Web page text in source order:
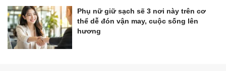
Phụ nữ giữ sạch sẽ 3 nơi này trên cơ
thể dễ đón vận may, cuộc sống lên
hương